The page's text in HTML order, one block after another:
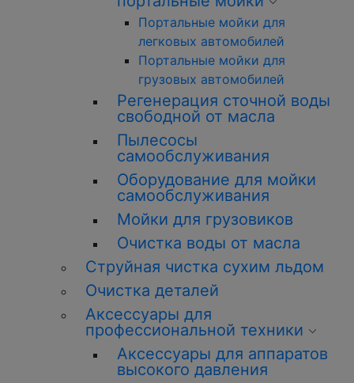
Портальные мойки для
легковых автомобилей
Портальные мойки для
грузовых автомобилей
Регенерация сточной воды
свободной от масла
Пылесосы
самообслуживания
Оборудование для мойки
самообслуживания
Мойки для грузовиков
Очистка воды от масла
Струйная чистка сухим льдом
Очистка деталей
Аксессуары для
профессиональной техники
Аксессуары для аппаратов
высокого давления